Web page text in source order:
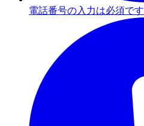
電話番号の入力は必須です